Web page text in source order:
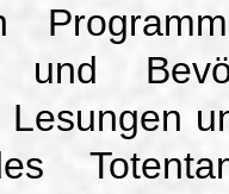
und
Lesungen